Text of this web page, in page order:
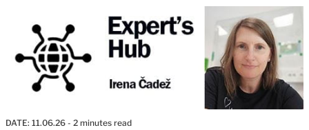
DATE: 11.06.26 - 2 minutes read
K